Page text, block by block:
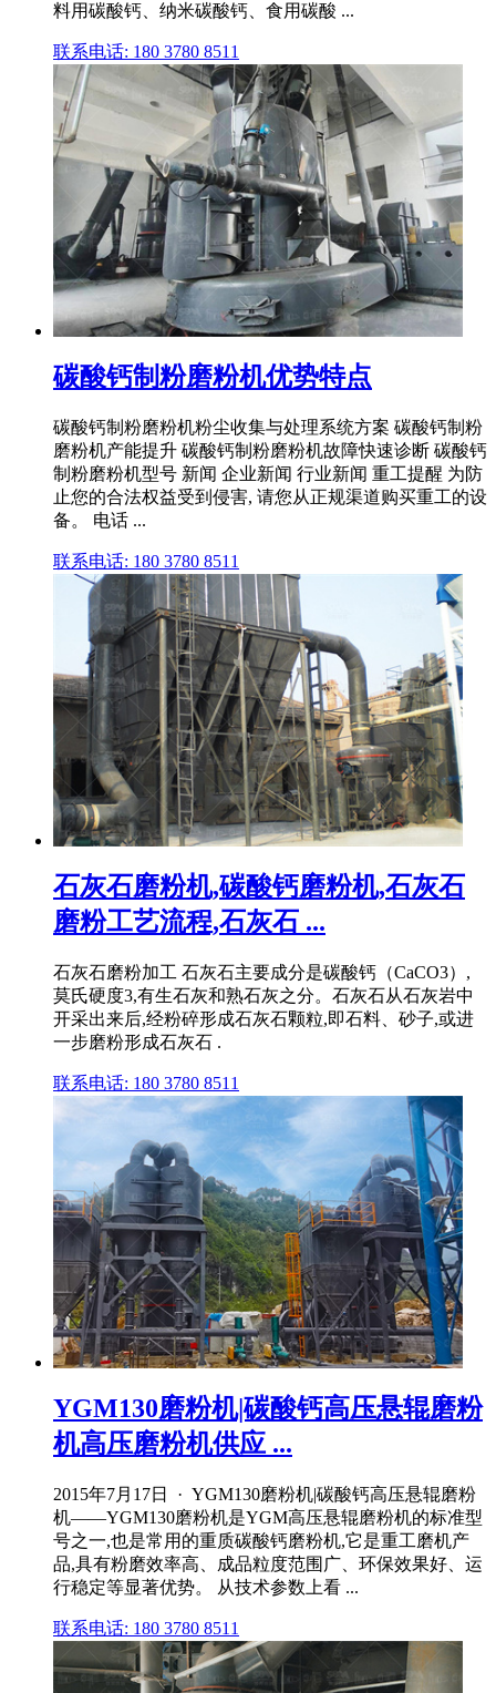
料用碳酸钙、纳米碳酸钙、食用碳酸 ...
联系电话: 180 3780 8511
碳酸钙制粉磨粉机优势特点
碳酸钙制粉磨粉机粉尘收集与处理系统方案 碳酸钙制粉
磨粉机产能提升 碳酸钙制粉磨粉机故障快速诊断 碳酸钙
制粉磨粉机型号 新闻 企业新闻 行业新闻 重工提醒 为防
止您的合法权益受到侵害, 请您从正规渠道购买重工的设
备。 电话 ...
联系电话: 180 3780 8511
石灰石磨粉机,碳酸钙磨粉机,石灰石
磨粉工艺流程,石灰石 ...
石灰石磨粉加工 石灰石主要成分是碳酸钙（CaCO3）,
莫氏硬度3,有生石灰和熟石灰之分。石灰石从石灰岩中
开采出来后,经粉碎形成石灰石颗粒,即石料、砂子,或进
一步磨粉形成石灰石 .
联系电话: 180 3780 8511
YGM130磨粉机|碳酸钙高压悬辊磨粉
机高压磨粉机供应 ...
2015年7月17日 · YGM130磨粉机|碳酸钙高压悬辊磨粉
机——YGM130磨粉机是YGM高压悬辊磨粉机的标准型
号之一,也是常用的重质碳酸钙磨粉机,它是重工磨机产
品,具有粉磨效率高、成品粒度范围广、环保效果好、运
行稳定等显著优势。 从技术参数上看 ...
联系电话: 180 3780 8511